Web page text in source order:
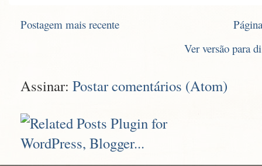
Postagem mais recente
Ver versão para
Assinar: Postar comentários (Atom)